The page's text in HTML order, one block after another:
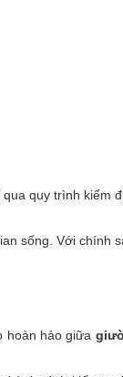
quy trình kiểm
sống. Với chính
hoàn hảo giữa